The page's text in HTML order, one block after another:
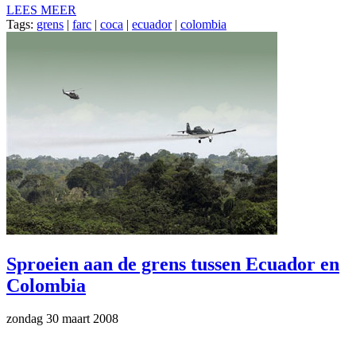
LEES MEER
Tags: grens | farc | coca | ecuador| colombia
Sproeien aan de grens tussen Ecuador en
Colombia
zondag 30 maart 2008